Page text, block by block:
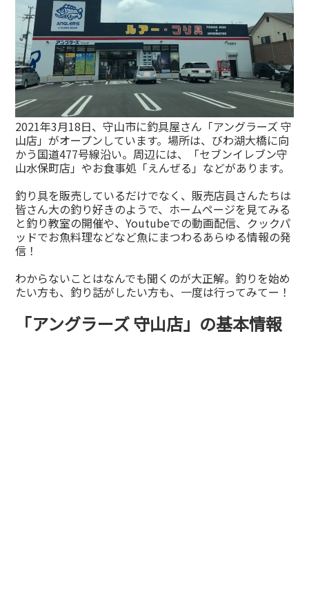
2021年3月18日、守山市に釣具屋さん「アングラーズ 守
山店」がオープンしています。場所は、びわ湖大橋に向
かう国道477号線沿い。周辺には、「セブンイレブン守
山水保町店」やお食事処「えんぜる」などがあります。
釣り具を販売しているだけでなく、販売店員さんたちは
皆さん大の釣り好きのようで、ホームページを見てみる
と釣り教室の開催や、Youtubeでの動画配信、クックパ
ッドでお魚料理などなど魚にまつわるあらゆる情報の発
信！
わからないことはなんでも聞くのが大正解。釣りを始め
たい方も、釣り話がしたい方も、一度は行ってみてー！
「アングラーズ 守山店」の基本情報